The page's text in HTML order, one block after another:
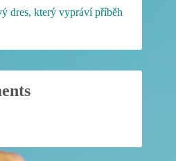
dres, který vypráví příběh